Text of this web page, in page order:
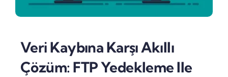
Veri Kaybına Karşı Akıllı
Çözüm: FTP Yedekleme Ile